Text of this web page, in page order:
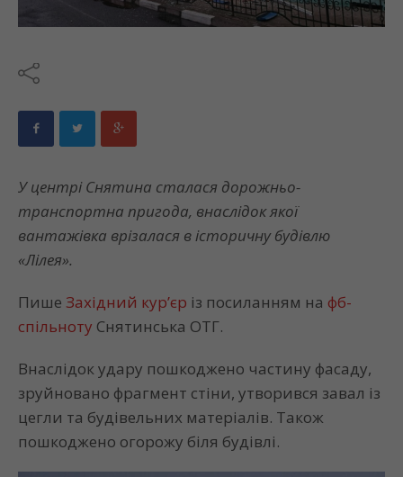
У центрі Снятина сталася дорожньо-
транспортна пригода, внаслідок якої
вантажівка врізалася в історичну будівлю
«Лілея».
Пише Західний кур’єр із посиланням на фб-
спільноту Снятинська ОТГ.
Внаслідок удару пошкоджено частину фасаду,
зруйновано фрагмент стіни, утворився завал із
цегли та будівельних матеріалів. Також
пошкоджено огорожу біля будівлі.